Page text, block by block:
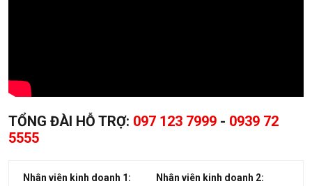
TỔNG ĐÀI HỖ TRỢ: 097 123 7999 - 0939 72
5555
Nhân viên kinh doanh 1:
Nhân viên kinh doanh 2: